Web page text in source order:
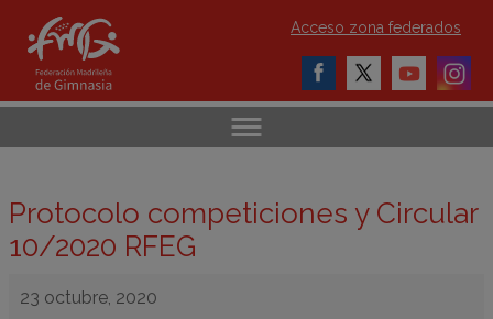
Acceso zona federados
Protocolo competiciones y Circular
10/2020 RFEG
23 octubre, 2020